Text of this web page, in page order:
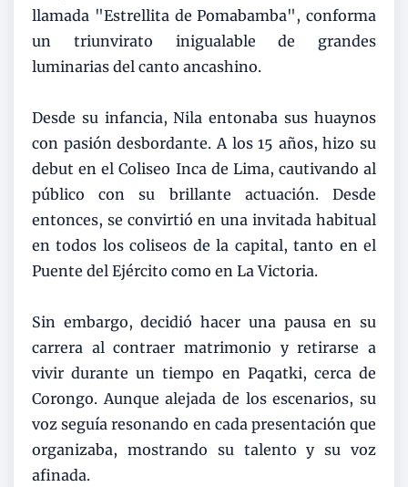
llamada "Estrellita de Pomabamba", conforma
un triunvirato inigualable de grandes
luminarias del canto ancashino.
Desde su infancia, Nila entonaba sus huaynos
con pasión desbordante. A los 15 años, hizo su
debut en el Coliseo Inca de Lima, cautivando al
público con su brillante actuación. Desde
entonces, se convirtió en una invitada habitual
en todos los coliseos de la capital, tanto en el
Puente del Ejército como en La Victoria.
Sin embargo, decidió hacer una pausa en su
carrera al contraer matrimonio y retirarse a
vivir durante un tiempo en Paqatki, cerca de
Corongo. Aunque alejada de los escenarios, su
voz seguía resonando en cada presentación que
organizaba, mostrando su talento y su voz
afinada.